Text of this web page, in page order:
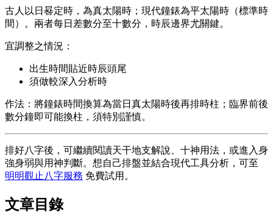
古人以日晷定時，為真太陽時；現代鐘錶為平太陽時（標準時
間）。兩者每日差數分至十數分，時辰邊界尤關鍵。
宜調整之情況：
出生時間貼近時辰頭尾
須做較深入分析時
作法：將鐘錶時間換算為當日真太陽時後再排時柱；臨界前後
數分鐘即可能換柱，須特別謹慎。
排好八字後，可繼續閱讀天干地支解說、十神用法，或進入身
強身弱與用神判斷。想自己排盤並結合現代工具分析，可至
明明觀止八字服務 免費試用。
文章目錄